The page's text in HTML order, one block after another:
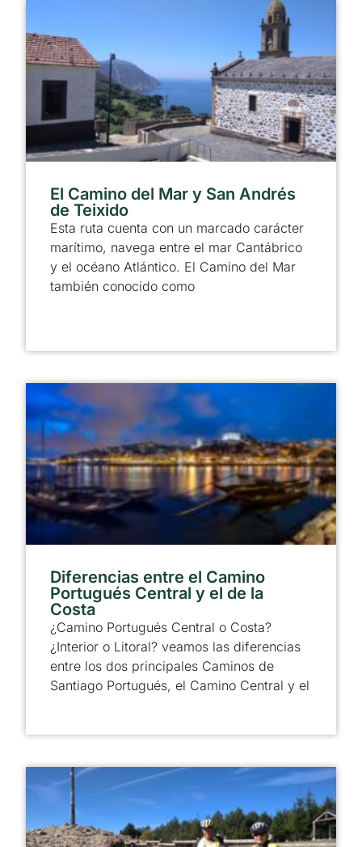
El Camino del Mar y San Andrés
de Teixido
Esta ruta cuenta con un marcado carácter
marítimo, navega entre el mar Cantábrico
y el océano Atlántico. El Camino del Mar
también conocido como
Diferencias entre el Camino
Portugués Central y el de la
Costa
¿Camino Portugués Central o Costa?
¿Interior o Litoral? veamos las diferencias
entre los dos principales Caminos de
Santiago Portugués, el Camino Central y el